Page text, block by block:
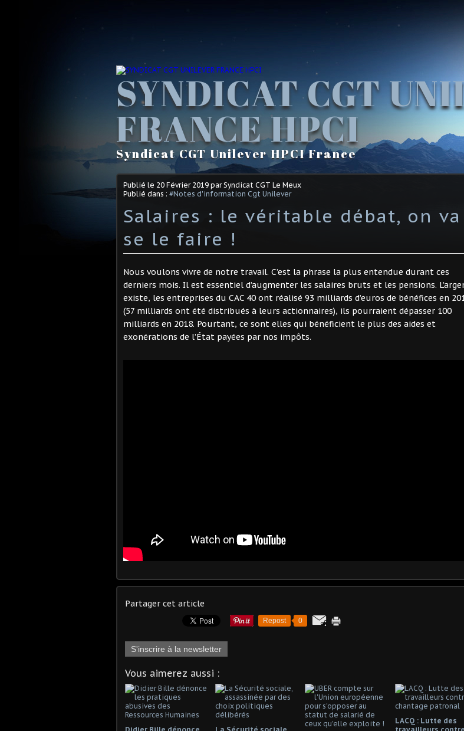
SYNDICAT CGT
FRANCE HPCI
Syndicat CGT Unilever HPCI France
Publié le 20 Février 2019 par Syndicat CGT Le Meux
Publié dans : #Notes d'information Cgt Unilever
Salaires : le véritable débat, on va
se le faire !
Nous voulons vivre de notre travail. C’est la phrase la plus entendue durant ces
derniers mois. Il est essentiel d’augmenter les salaires bruts et les pensions.
existe, les entreprises du CAC 40 ont réalisé 93 milliards d’euros de bénéfices en
(57 milliards ont été distribués à leurs actionnaires), ils pourraient dépasser 100
milliards en 2018. Pourtant, ce sont elles qui bénéficient le plus des aides et
exonérations de l’État payées par nos impôts.
Partager cet article
Repost 0
S'inscrire à la newsletter
Vous aimerez aussi :
LACQ : Lutte des